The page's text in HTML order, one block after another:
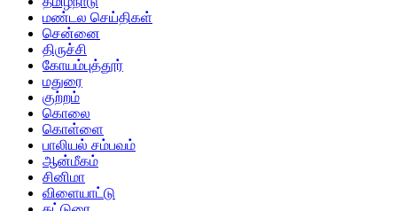
மண்டல செய்திகள்
சென்னை
திருச்சி
கோயம்புத்தூர்
மதுரை
குற்றம்
கொலை
கொள்ளை
பாலியல் சம்பவம்
ஆன்மீகம்
சினிமா
விளையாட்டு